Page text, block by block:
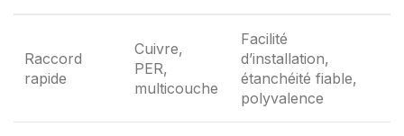
Raccord
rapide
Cuivre,
PER,
multicouche
Facilité
d’installation,
étanchéité fiable,
polyvalence